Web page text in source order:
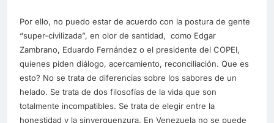
Por ello, no puedo estar de acuerdo con la postura de gente
“super-civilizada”, en olor de santidad, como Edgar
Zambrano, Eduardo Fernández o el presidente del COPEI,
quienes piden diálogo, acercamiento, reconciliación. Que es
esto? No se trata de diferencias sobre los sabores de un
helado. Se trata de dos filosofías de la vida que son
totalmente incompatibles. Se trata de elegir entre la
honestidad y la sinverguenzura. En Venezuela no se puede